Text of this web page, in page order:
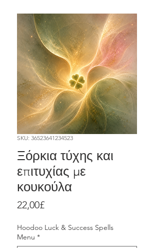
SKU: 36523641234523
Ξόρκια τύχης και
επιτυχίας με
κουκούλα
22,00£Price
Hoodoo Luck & Success Spells
Menu *